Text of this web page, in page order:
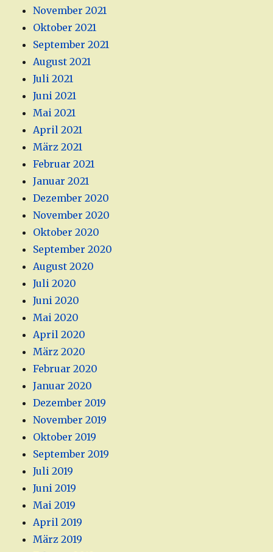
November 2021
Oktober 2021
September 2021
August 2021
Juli 2021
Juni 2021
Mai 2021
April 2021
März 2021
Februar 2021
Januar 2021
Dezember 2020
November 2020
Oktober 2020
September 2020
August 2020
Juli 2020
Juni 2020
Mai 2020
April 2020
März 2020
Februar 2020
Januar 2020
Dezember 2019
November 2019
Oktober 2019
September 2019
Juli 2019
Juni 2019
Mai 2019
April 2019
März 2019